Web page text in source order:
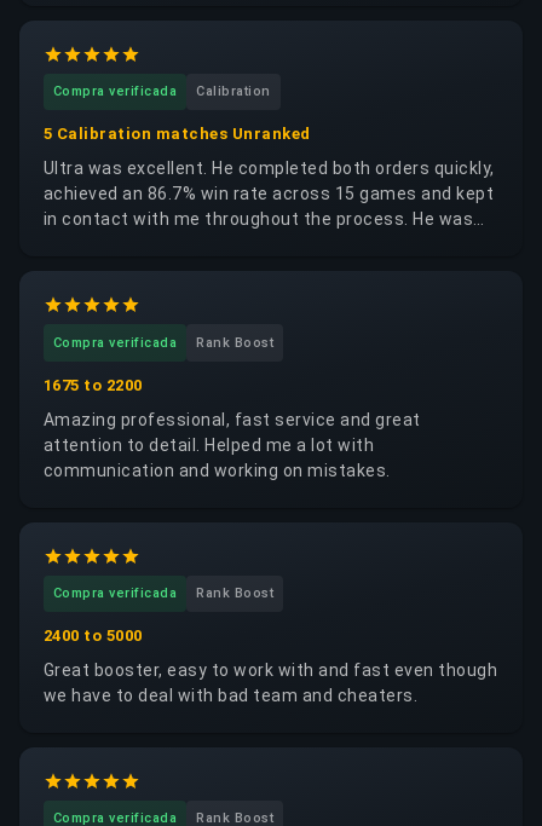
would happily request the same booster again.
Compra verificada Calibration
5 Calibration matches Unranked
Ultra was excellent. He completed both orders quickly,
achieved an 86.7% win rate across 15 games and kept
in contact with me throughout the process. He was
would happily request the same booster again.
Compra verificada Rank Boost
1675 to 2200
Amazing professional, fast service and great
attention to detail. Helped me a lot with
communication and working on mistakes.
Compra verificada Rank Boost
2400 to 5000
Great booster, easy to work with and fast even though
we have to deal with bad team and cheaters.
Compra verificada Rank Boost